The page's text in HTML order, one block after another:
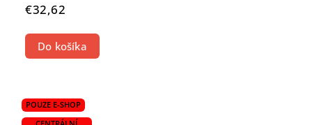
€32,62
Do košíka
POUZE E-SHOP